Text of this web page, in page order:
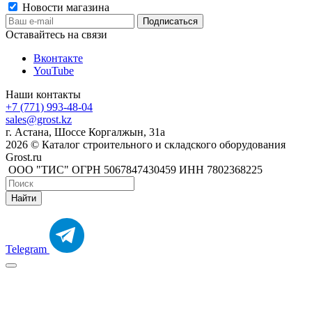
Новости магазина
Оставайтесь на связи
Вконтакте
YouTube
Наши контакты
+7 (771) 993-48-04
sales@grost.kz
г. Астана, Шоссе Коргалжын, 31а
2026 © Каталог строительного и складского оборудования
Grost.ru
ООО "ТИС" ОГРН 5067847430459 ИНН 7802368225
Найти
Telegram